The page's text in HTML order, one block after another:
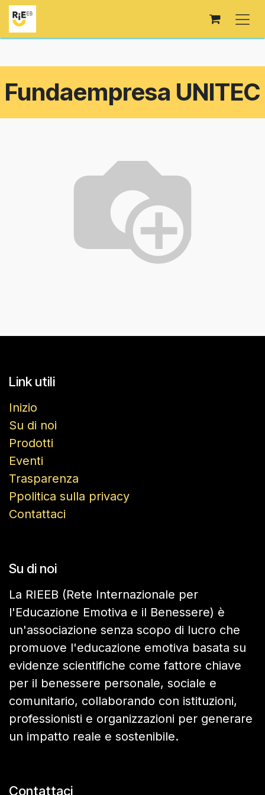
Passa al contenuto
Fundaempresa UNITEC
Link utili
Inizio
Su di noi
Prodotti
Eventi
Trasparenza
Ppolitica sulla privacy
Contattaci
Su di noi
La RIEEB (Rete Internazionale per
l'Educazione Emotiva e il Benessere) è
un'associazione senza scopo di lucro che
promuove l'educazione emotiva basata su
evidenze scientifiche come fattore chiave
per il benessere personale, sociale e
comunitario, collaborando con istituzioni,
professionisti e organizzazioni per generare
un impatto reale e sostenibile.
Contattaci